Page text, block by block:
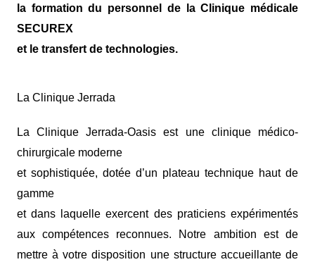
la formation du personnel de la Clinique médicale
SECUREX
et le transfert de technologies.
La Clinique Jerrada
La Clinique Jerrada-Oasis est une clinique médico-
chirurgicale moderne
et sophistiquée, dotée d’un plateau technique haut de
gamme
et dans laquelle exercent des praticiens expérimentés
aux compétences reconnues. Notre ambition est de
mettre à votre disposition une structure accueillante de